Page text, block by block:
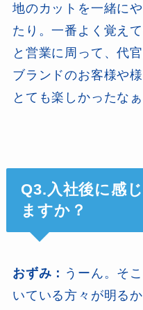
地のカットを一緒に
たり。一番よく覚え
と営業に周って、代
ブランドのお客様や
とても楽しかったなぁ
Q3.入社後に感
ますか？
おずみ： うーん。そ
いている方々が明る